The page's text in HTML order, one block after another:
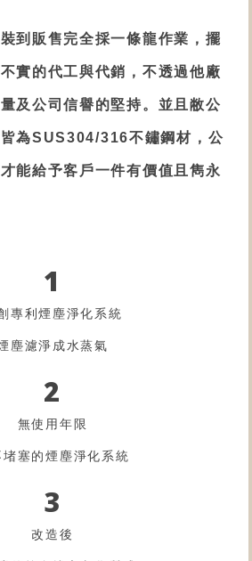
到販售完全採一條龍作業，擺
實的代工與代銷，不透過他廠
及公司信譽的堅持。並且敝公
為SUS304/316不鏽鋼材，公
能給予客戶一件有價值且雋永
1
專利煙塵淨化系統
塵濾淨成水蒸氣
2
無使用年限
堵塞的煙塵淨化系統
3
改造後